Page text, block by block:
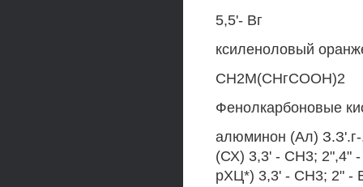
5,5'- Вг
ксиленоловый
СН2М(СНгСООН)2
Фенолкарбоновые
алюминон (Ал)
(СХ) 3,3' - СН3; 2",4"
рХЦ*) 3,3' - СН3; 2" -